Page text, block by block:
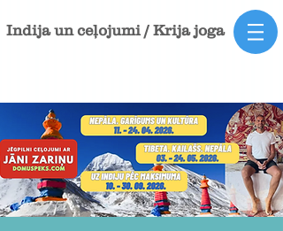
Indija un ceļojumi / Krija joga